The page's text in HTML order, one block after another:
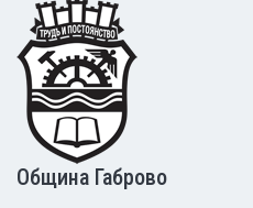
Footer
Община Габрово